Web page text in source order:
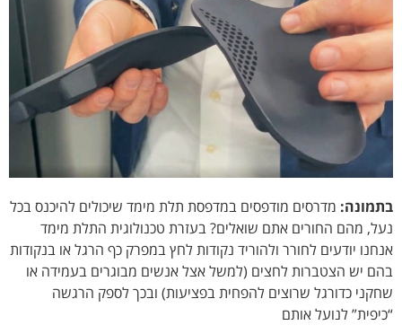
בתמונה: מדרסים מודפסים במדפסת תלת מימד שיכולים להיכנס בכל
נעל, מהם החורים אתם שואלים? בעזרת טכנולוגית התלת מימד
אנחנו יודעים לחורר ולהוריד נקודות לחץ במפרק כף הרגל או בנקודות
בהם יש הצטברות לחצים (למשל אצל אנשים מבוגרים בעמידה או
שחקני כדורגל שרוצים להפחית בפציעות) ובכך לספק הרגשה
“כיפית” לנועל אותם